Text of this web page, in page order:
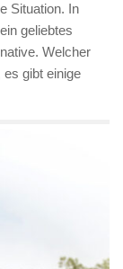
Situation. In
geliebtes
Welcher
gibt einige